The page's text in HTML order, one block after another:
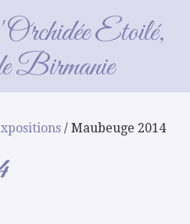
Etoilé,
Birmanie
2014
/ Maubeuge 2014